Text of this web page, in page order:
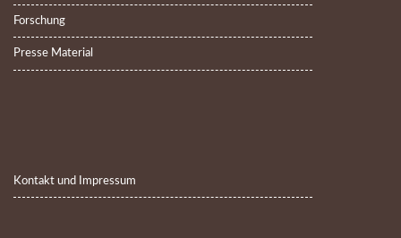
Forschung
Presse Material
Kontakt und Impressum